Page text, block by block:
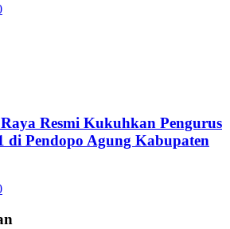
Resmi Kukuhkan Pengurus
di Pendopo Agung Kabupaten